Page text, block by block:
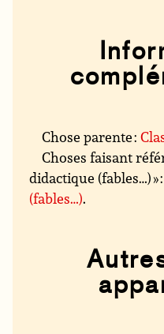
Chose parente :
Choses faisant
didactique (fables…) »
(fables…).